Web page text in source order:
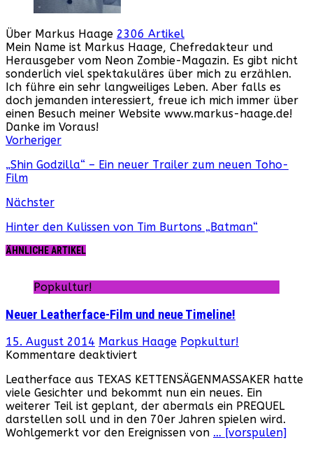
Über Markus Haage 2306 Artikel
Mein Name ist Markus Haage, Chefredakteur und
Herausgeber vom Neon Zombie-Magazin. Es gibt nicht
sonderlich viel spektakuläres über mich zu erzählen.
Ich führe ein sehr langweiliges Leben. Aber falls es
doch jemanden interessiert, freue ich mich immer über
einen Besuch meiner Website www.markus-haage.de!
Danke im Voraus!
Webseite
Facebook
Instagram
YouTube
Vorheriger
„Shin Godzilla“ – Ein neuer Trailer zum neuen Toho-
Film
Nächster
Hinter den Kulissen von Tim Burtons „Batman“
ÄHNLICHE ARTIKEL
Popkultur!
Neuer Leatherface-Film und neue Timeline!
15. August 2014 Markus Haage Popkultur!
Kommentare deaktiviertfür
Leatherface-
Film
und
neue
Timeline!
Leatherface aus TEXAS KETTENSÄGENMASSAKER hatte
viele Gesichter und bekommt nun ein neues. Ein
weiterer Teil ist geplant, der abermals ein PREQUEL
darstellen soll und in den 70er Jahren spielen wird.
Wohlgemerkt vor den Ereignissen von … [vorspulen]